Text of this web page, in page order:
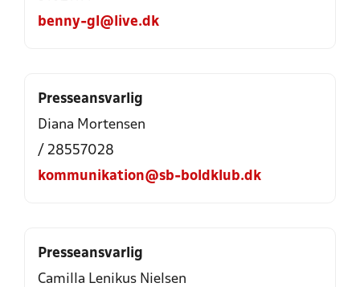
benny-gl@live.dk
Presseansvarlig
Diana Mortensen
/ 28557028
kommunikation@sb-boldklub.dk
Presseansvarlig
Camilla Lenikus Nielsen